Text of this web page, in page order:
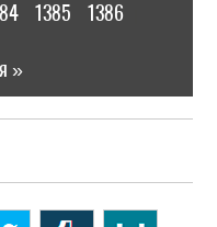
1385 1386
»